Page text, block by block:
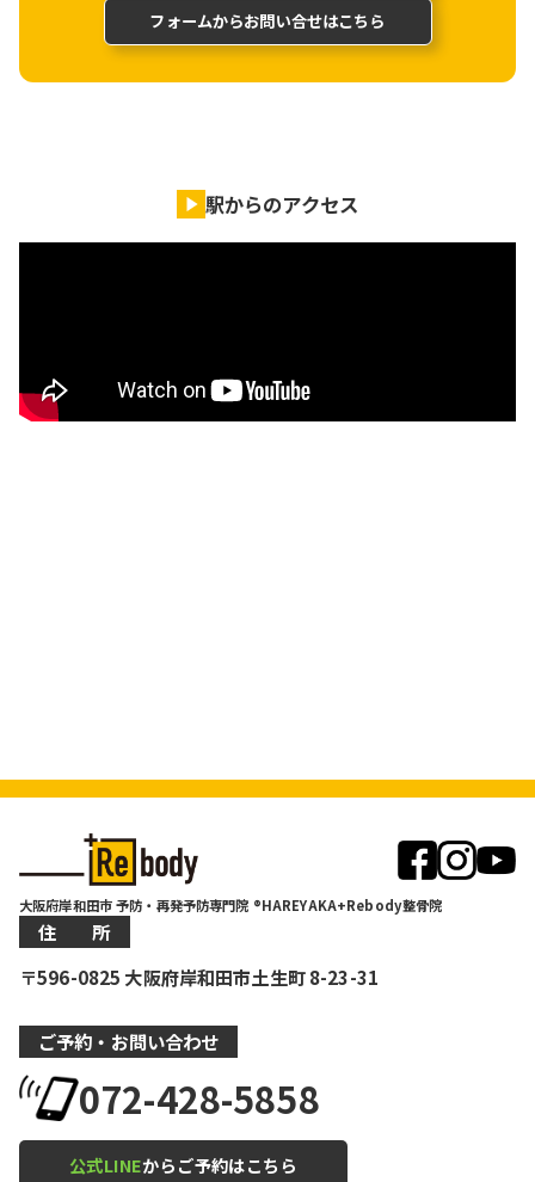
フォームからお問い合せはこちら
駅からのアクセス
大阪府岸和田市 予防・再発予防専門院 ®HAREYAKA+Rebody整骨院
住 所
〒596-0825 大阪府岸和田市土生町 8-23-31
ご予約・お問い合わせ
072-428-5858
公式LINEからご予約はこちら